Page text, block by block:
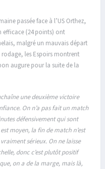
passée face à l’US Orthez,
efficace (24 points) ont
malgré un mauvais départ
les Espoirs montrent
augure pour la suite de la
une deuxième victoire
On n’a pas fait un match
défensivement qui sont
moyen, la fin de match n’est
sérieux. On ne laisse
donc c’est plutôt positif
on a de la marge, mais là,